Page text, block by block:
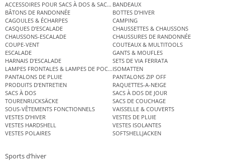
ACCESSOIRES POUR SACS À DOS & SACS ÉTANCHES
BANDEAUX
BÂTONS DE RANDONNÉE
BOTTES D’HIVER
CAGOULES & ÉCHARPES
CAMPING
CASQUES D’ESCALADE
CHAUSSETTES & CHAUSSONS
CHAUSSONS-ESCALADE
CHAUSSURES DE RANDONNÉE
COUPE-VENT
COUTEAUX & MULTITOOLS
ESCALADE
GANTS & MOUFLES
HARNAIS D’ESCALADE
SETS DE VIA FERRATA
LAMPES FRONTALES & LAMPES DE POCHEISOMATTEN
PANTALONS DE PLUIE
PANTALONS ZIP OFF
PRODUITS D’ENTRETIEN
RAQUETTES-A-NEIGE
SACS À DOS
SACS À DOS DE JOUR
TOURENRUCKSÄCKE
SACS DE COUCHAGE
SOUS-VÊTEMENTS FONCTIONNELS
VAISSELLE & COUVERTS
VESTES D’HIVER
VESTES DE PLUIE
VESTES HARDSHELL
VESTES ISOLANTES
VESTES POLAIRES
SOFTSHELLJACKEN
Sports d’hiver